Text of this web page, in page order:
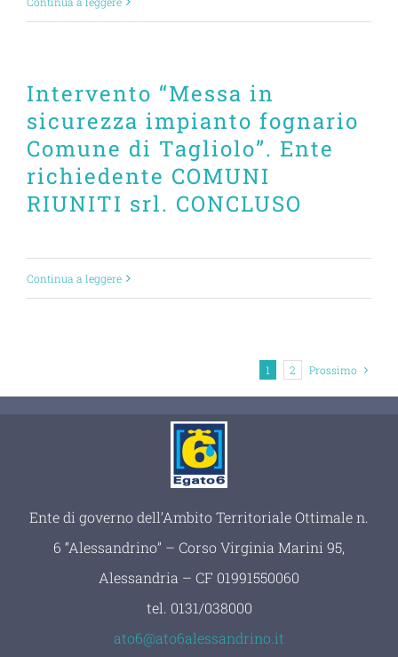
Intervento “Messa in
sicurezza impianto fognario
Comune di Tagliolo”. Ente
richiedente COMUNI
RIUNITI srl. CONCLUSO
Continua a leggere
1 2 Prossimo
Ente di governo dell’Ambito Territoriale Ottimale n.
6 “Alessandrino” – Corso Virginia Marini 95,
Alessandria – CF 01991550060
tel. 0131/038000
ato6@ato6alessandrino.it